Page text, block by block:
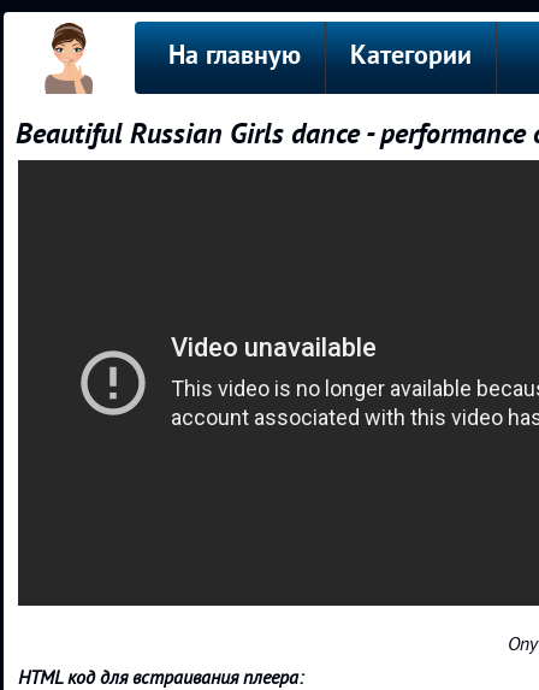
На главную Категории
Beautiful Russian Girls dance - performance
HTML код для встраивания плеера: